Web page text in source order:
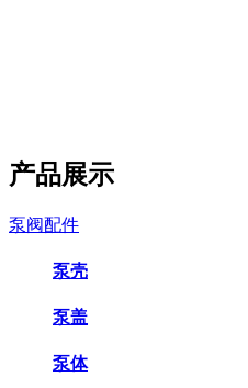
产品展示
泵阀配件
泵壳
泵盖
泵体